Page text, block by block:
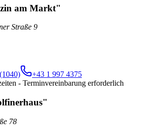
am Markt"
Straße 9
+43 1 997 4375
- Terminvereinbarung erforderlich
78